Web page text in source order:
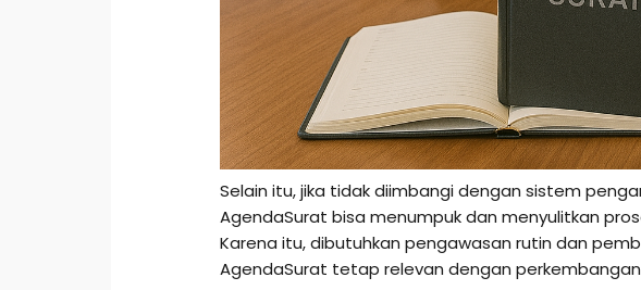
Selain itu, jika tidak diimbangi dengan sistem
AgendaSurat bisa menumpuk dan menyulitkan
Karena itu, dibutuhkan pengawasan rutin dan
AgendaSurat tetap relevan dengan